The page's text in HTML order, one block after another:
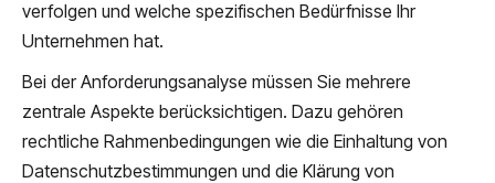
verfolgen und welche spezifischen Bedürfnisse Ihr
Unternehmen hat.
Bei der Anforderungsanalyse müssen Sie mehrere
zentrale Aspekte berücksichtigen. Dazu gehören
rechtliche Rahmenbedingungen wie die Einhaltung von
Datenschutzbestimmungen und die Klärung von